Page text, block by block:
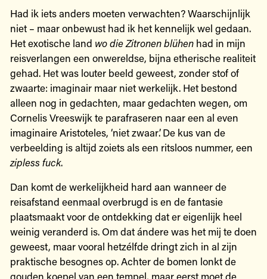
Had ik iets anders moeten verwachten? Waarschijnlijk
niet – maar onbewust had ik het kennelijk wel gedaan.
Het exotische land wo die Zitronen blühenhad in mijn
reisverlangen een onwereldse, bijna etherische realiteit
gehad. Het was louter beeld geweest, zonder stof of
zwaarte: imaginair maar niet werkelijk. Het bestond
alleen nog in gedachten, maar gedachten wegen, om
Cornelis Vreeswijk te parafraseren naar een al even
imaginaire Aristoteles, ‘niet zwaar’. De kus van de
verbeelding is altijd zoiets als een ritsloos nummer, een
zipless fuck.
Dan komt de werkelijkheid hard aan wanneer de
reisafstand eenmaal overbrugd is en de fantasie
plaatsmaakt voor de ontdekking dat er eigenlijk heel
weinig veranderd is. Om dat ándere was het mij te doen
geweest, maar vooral hetzélfde dringt zich in al zijn
praktische besognes op. Achter de bomen lonkt de
gouden koepel van een tempel, maar eerst moet de